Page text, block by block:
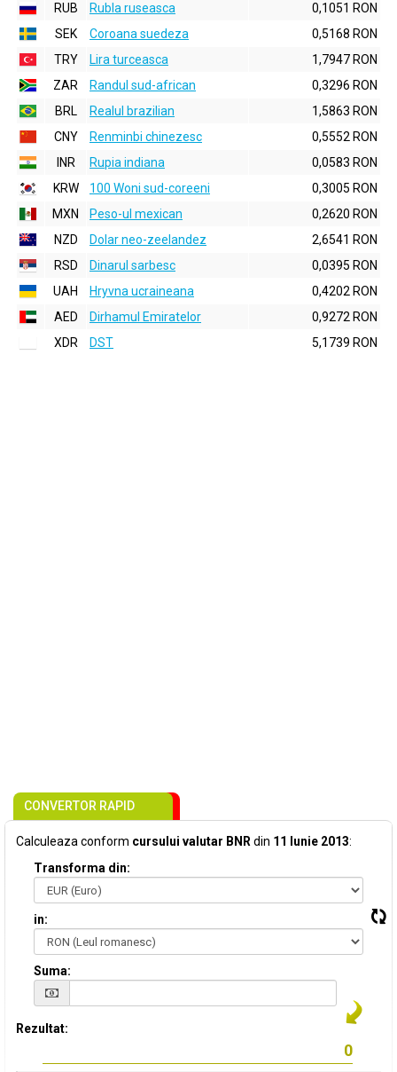
RUB
Rubla ruseasca
0,1051 RON
SEK
Coroana suedeza
0,5168 RON
TRY
Lira turceasca
1,7947 RON
ZAR
Randul sud-african
0,3296 RON
BRL
Realul brazilian
1,5863 RON
CNY
Renminbi chinezesc
0,5552 RON
INR
Rupia indiana
0,0583 RON
KRW
100 Woni sud-coreeni
0,3005 RON
MXN
Peso-ul mexican
0,2620 RON
NZD
Dolar neo-zeelandez
2,6541 RON
RSD
Dinarul sarbesc
0,0395 RON
UAH
Hryvna ucraineana
0,4202 RON
AED
Dirhamul Emiratelor
0,9272 RON
XDR
DST 5,1739 RON
CONVERTOR RAPID
Calculeaza conform cursului valutar BNR din 11 Iunie 2013:
Transforma din:
in:
Suma:
Rezultat: